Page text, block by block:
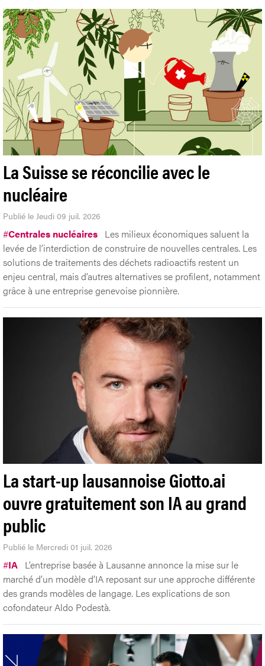
La Suisse se réconcilie avec le
nucléaire
Publié le Jeudi 09 juil. 2026
#Centrales nucléaires Les milieux économiques saluent la
levée de l’interdiction de construire de nouvelles centrales. Les
solutions de traitements des déchets radioactifs restent un
enjeu central, mais d’autres alternatives se profilent, notamment
grâce à une entreprise genevoise pionnière.
La start-up lausannoise Giotto.ai
ouvre gratuitement son IA au grand
public
Publié le Mercredi 01 juil. 2026
#IA L’entreprise basée à Lausanne annonce la mise sur le
marché d’un modèle d’IA reposant sur une approche différente
des grands modèles de langage. Les explications de son
cofondateur Aldo Podestà.